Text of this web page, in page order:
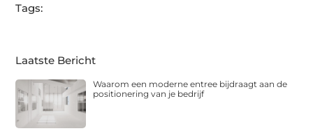
Tags:
Laatste Bericht
Waarom een moderne entree bijdraagt aan de
positionering van je bedrijf